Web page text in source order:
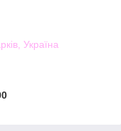
Україна